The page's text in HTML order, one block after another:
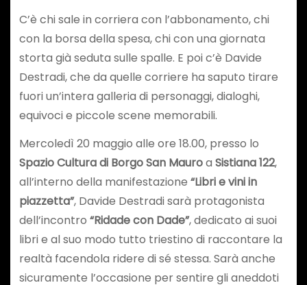
C’è chi sale in corriera con l’abbonamento, chi
con la borsa della spesa, chi con una giornata
storta già seduta sulle spalle. E poi c’è Davide
Destradi, che da quelle corriere ha saputo tirare
fuori un’intera galleria di personaggi, dialoghi,
equivoci e piccole scene memorabili.
Mercoledì 20 maggio alle ore 18.00, presso lo
Spazio Cultura di Borgo San Mauroa Sistiana 122,
all’interno della manifestazione “Libri e vini in
piazzetta”, Davide Destradi sarà protagonista
dell’incontro “Ridade con Dade”, dedicato ai suoi
libri e al suo modo tutto triestino di raccontare la
realtà facendola ridere di sé stessa. Sarà anche
sicuramente l’occasione per sentire gli aneddoti